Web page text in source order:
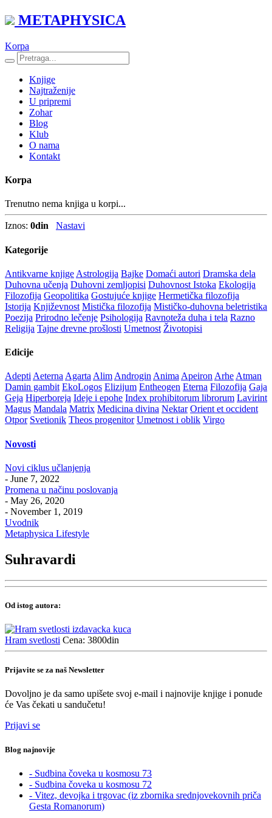
METAPHYSICA
Korpa
Knjige
Najtraženije
U pripremi
Zohar
Blog
Klub
O nama
Kontakt
Korpa
Trenutno nema knjiga u korpi...
Iznos: 0din Nastavi
Kategorije
Antikvarne knjige Astrologija Bajke Domaći autori Dramska dela
Duhovna učenja Duhovni zemljopisi Duhovnost Istoka Ekologija
Filozofija Geopolitika Gostujuće knjige Hermetička filozofija
Istorija Književnost Mistička filozofija Mističko-duhovna beletristika
Poezija Prirodno lečenje Psihologija Ravnoteža duha i tela Razno
Religija Tajne drevne prošlosti Umetnost Životopisi
Edicije
AdeptiAeternaAgartaAlimAndroginAnimaApeironArheAtman
Damin gambit EkoLogos Elizijum Entheogen Eterna Filozofija Gaja
Geja Hiperboreja Ideje i epohe Index prohibitorum librorum Lavirint
Magus Mandala Matrix Medicina divina Nektar Orient et occident
Otpor Svetionik Theos progenitor Umetnost i oblik Virgo
Novosti
Novi ciklus učlanjenja
- June 7, 2022
Promena u načinu poslovanja
- May 26, 2020
- November 1, 2019
Uvodnik
Metaphysica Lifestyle
Suhravardi
Od istog autora:
Hram svetlosti Cena: 3800din
Prijavite se za naš Newsletter
Dovoljno je da samo upišete svoj e-mail i najnovije knjige i ponude
će Vas čekati u sandučetu!
Prijavi se
Blog najnovije
- Sudbina čoveka u kosmosu 73
- Sudbina čoveka u kosmosu 72
- Vitez, devojka i trgovac (iz zbornika srednjovekovnih priča
Gesta Romanorum)